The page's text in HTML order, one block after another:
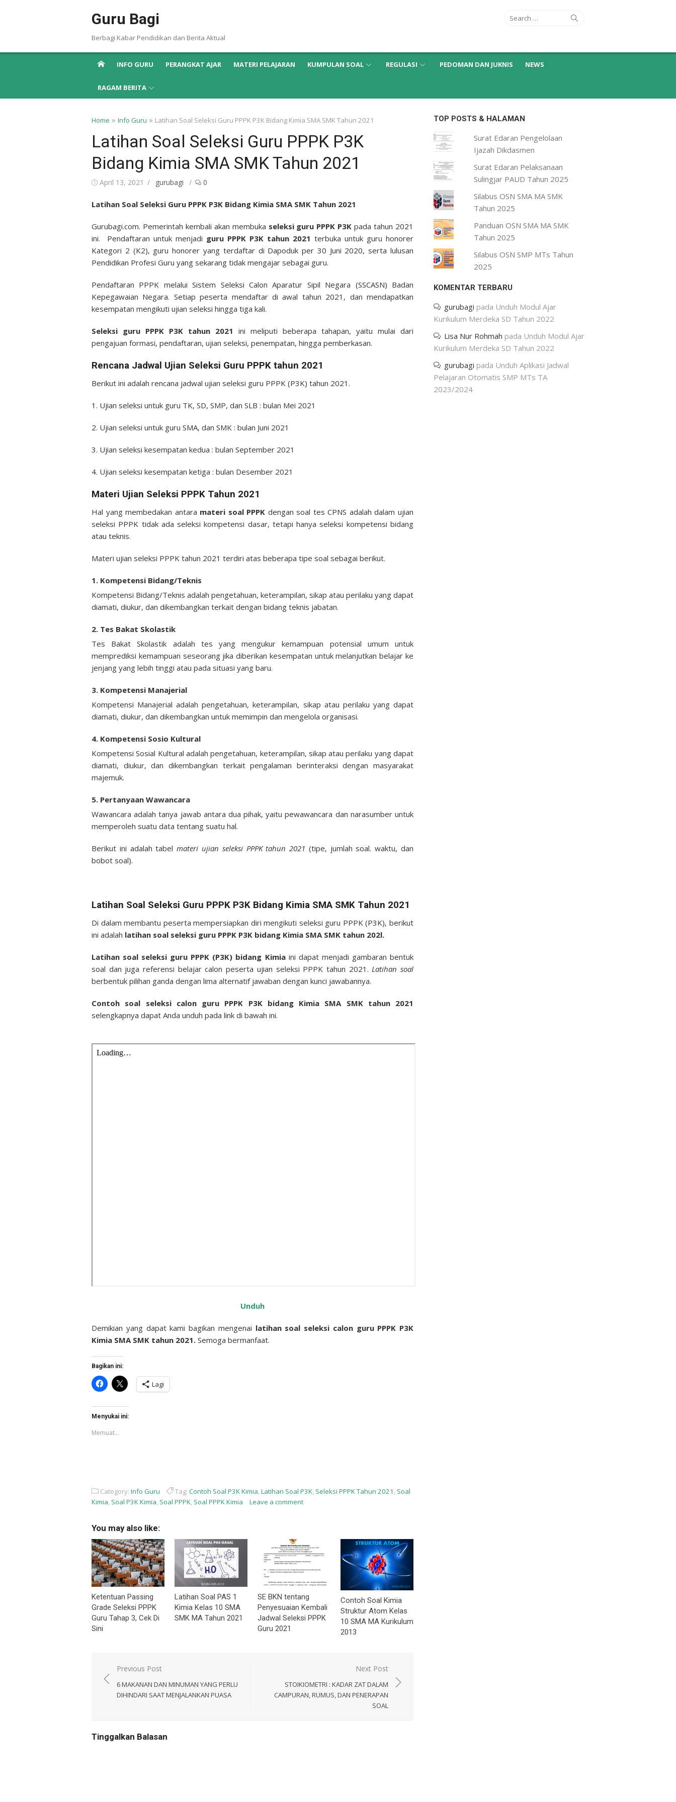
Guru Bagi
Berbagi Kabar Pendidikan dan Berita Aktual
Search
INFO GURU PERANGKAT AJAR MATERI PELAJARAN KUMPULAN SOAL REGULASI PEDOMAN DAN JUKNIS NEWS
RAGAM BERITA
Home » Info Guru » Latihan Soal Seleksi Guru PPPK P3K Bidang Kimia SMA SMK Tahun 2021
Latihan Soal Seleksi Guru PPPK P3K
Bidang Kimia SMA SMK Tahun 2021
Posted
April 13, 2021 Author
gurubagi 0
Latihan Soal Seleksi Guru PPPK P3K Bidang Kimia SMA SMK Tahun 2021
Gurubagi.com. Pemerintah kembali akan membuka seleksi guru PPPK P3Kpada tahun 2021
ini. Pendaftaran untuk menjadi guru PPPK P3K tahun 2021 terbuka untuk guru honorer
Kategori 2 (K2), guru honorer yang terdaftar di Dapoduk per 30 Juni 2020, serta lulusan
Pendidikan Profesi Guru yang sekarang tidak mengajar sebagai guru.
Pendaftaran PPPK melalui Sistem Seleksi Calon Aparatur Sipil Negara (SSCASN) Badan
Kepegawaian Negara. Setiap peserta mendaftar di awal tahun 2021, dan mendapatkan
kesempatan mengikuti ujian seleksi hingga tiga kali.
Seleksi guru PPPK P3K tahun 2021 ini meliputi beberapa tahapan, yaitu mulai dari
pengajuan formasi, pendaftaran, ujian seleksi, penempatan, hingga pemberkasan.
Rencana Jadwal Ujian Seleksi Guru PPPK tahun 2021
Berikut ini adalah rencana jadwal ujian seleksi guru PPPK (P3K) tahun 2021.
1. Ujian seleksi untuk guru TK, SD, SMP, dan SLB : bulan Mei 2021
2. Ujian seleksi untuk guru SMA, dan SMK : bulan Juni 2021
3. Ujian seleksi kesempatan kedua : bulan September 2021
4. Ujian seleksi kesempatan ketiga : bulan Desember 2021
Materi Ujian Seleksi PPPK Tahun 2021
Hal yang membedakan antara materi soal PPPK dengan soal tes CPNS adalah dalam ujian
seleksi PPPK tidak ada seleksi kompetensi dasar, tetapi hanya seleksi kompetensi bidang
atau teknis.
Materi ujian seleksi PPPK tahun 2021 terdiri atas beberapa tipe soal sebagai berikut.
1. Kompetensi Bidang/Teknis
Kompetensi Bidang/Teknis adalah pengetahuan, keterampilan, sikap atau perilaku yang dapat
diamati, diukur, dan dikembangkan terkait dengan bidang teknis jabatan.
2. Tes Bakat Skolastik
Tes Bakat Skolastik adalah tes yang mengukur kemampuan potensial umum untuk
memprediksi kemampuan seseorang jika diberikan kesempatan untuk melanjutkan belajar ke
jenjang yang lebih tinggi atau pada situasi yang baru.
3. Kompetensi Manajerial
Kompetensi Manajerial adalah pengetahuan, keterampilan, sikap atau perilaku yang dapat
diamati, diukur, dan dikembangkan untuk memimpin dan mengelola organisasi.
4. Kompetensi Sosio Kultural
Kompetensi Sosial Kultural adalah pengetahuan, keterampilan, sikap atau perilaku yang dapat
diamati, diukur, dan dikembangkan terkait pengalaman berinteraksi dengan masyarakat
majemuk.
5. Pertanyaan Wawancara
Wawancara adalah tanya jawab antara dua pihak, yaitu pewawancara dan narasumber untuk
memperoleh suatu data tentang suatu hal.
Berikut ini adalah tabelmateri ujian seleksi PPPK tahun 2021 (tipe, jumlah soal. waktu, dan
bobot soal).
Latihan Soal Seleksi Guru PPPK P3K Bidang Kimia SMA SMK Tahun 2021
Di dalam membantu peserta mempersiapkan diri mengikuti seleksi guru PPPK (P3K), berikut
ini adalah latihan soal seleksi guru PPPK P3K bidang Kimia SMA SMK tahun 202l.
Latihan soal seleksi guru PPPK (P3K) bidang Kimia ini dapat menjadi gambaran bentuk
soal dan juga referensi belajar calon peserta ujian seleksi PPPK tahun 2021.Latihan soal
berbentuk pilihan ganda dengan lima alternatif jawaban dengan kunci jawabannya.
Contoh soal seleksi calon guru PPPK P3K bidang Kimia SMA SMK tahun 2021
selengkapnya dapat Anda unduh pada link di bawah ini.
Unduh
Demikian yang dapat kami bagikan mengenai latihan soal seleksi calon guru PPPK P3K
Kimia SMA SMK tahun 2021. Semoga bermanfaat.
Bagikan ini:
Klik
untuk
membagikan
Facebook(Membuka
di
jendela
baru)
Klik
untuk
berbagi
X(Membuka
di
jendela
Lagi
Menyukai ini:
Memuat...
Category: Info Guru Tag:Contoh Soal P3K Kimia,Latihan Soal P3K, Seleksi PPPK Tahun 2021 , Soal
Kimia, Soal P3K Kimia, Soal PPPK, Soal PPPK Kimia Leave a comment
You may also like:
Ketentuan Passing
Grade Seleksi PPPK
Guru Tahap 3, Cek Di
Sini
Latihan Soal PAS 1
Kimia Kelas 10 SMA
SMK MA Tahun 2021
SE BKN tentang
Penyesuaian Kembali
Jadwal Seleksi PPPK
Guru 2021
Contoh Soal Kimia
Struktur Atom Kelas
10 SMA MA Kurikulum
2013
Navigasi
pos
Previous Post
6 MAKANAN DAN MINUMAN YANG PERLU
DIHINDARI SAAT MENJALANKAN PUASA
Next Post
STOIKIOMETRI : KADAR ZAT DALAM
CAMPURAN, RUMUS, DAN PENERAPAN
SOAL
Tinggalkan Balasan
TOP POSTS & HALAMAN
Surat Edaran Pengelolaan
Ijazah Dikdasmen
Surat Edaran Pelaksanaan
Sulingjar PAUD Tahun 2025
Silabus OSN SMA MA SMK
Tahun 2025
Panduan OSN SMA MA SMK
Tahun 2025
Silabus OSN SMP MTs Tahun
2025
KOMENTAR TERBARU
gurubagi pada Unduh Modul Ajar
Kurikulum Merdeka SD Tahun 2022
Lisa Nur Rohmah pada Unduh Modul Ajar
Kurikulum Merdeka SD Tahun 2022
gurubagi pada Unduh Aplikasi Jadwal
Pelajaran Otomatis SMP MTs TA
2023/2024